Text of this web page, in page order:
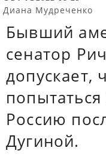
Диана Мудреченко
Бывший
сенатор
допускает,
Россию
Дугиной.